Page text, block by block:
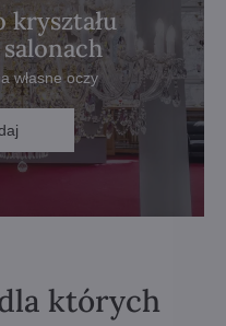
kryształu
własne oczy
których